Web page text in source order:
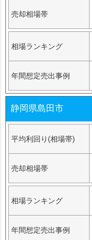
売却相場帯
相場ランキング
年間想定売出事例
静岡県島田市
平均利回り(相場帯)
売却相場帯
相場ランキング
年間想定売出事例